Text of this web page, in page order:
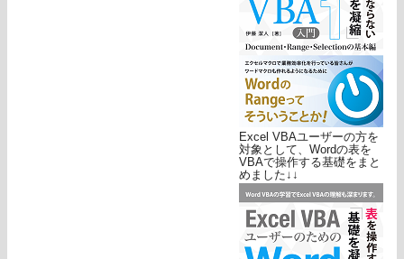
Excel VBAユーザーの方を
対象として、Wordの表を
VBAで操作する基礎をまと
めました↓↓